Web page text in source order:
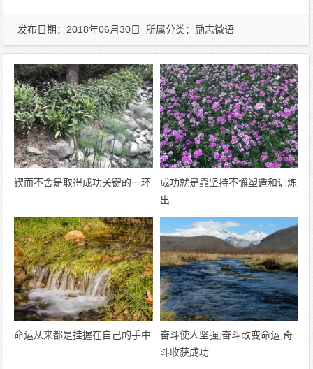
发布日期：2018年06月30日 所属分类： 励志微语
锲而不舍是取得成功关键的一环
成功就是靠坚持不懈塑造和训炼
出
命运从来都是挂握在自己的手中
奋斗使人坚强,奋斗改变命运,奇
斗收获成功